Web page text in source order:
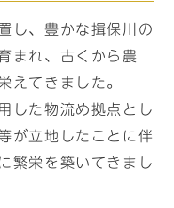
し、豊かな揖保川の
まれ、古くから農
えてきました。
した物流め拠点とし
が立地したことに伴
繁栄を築いてきまし